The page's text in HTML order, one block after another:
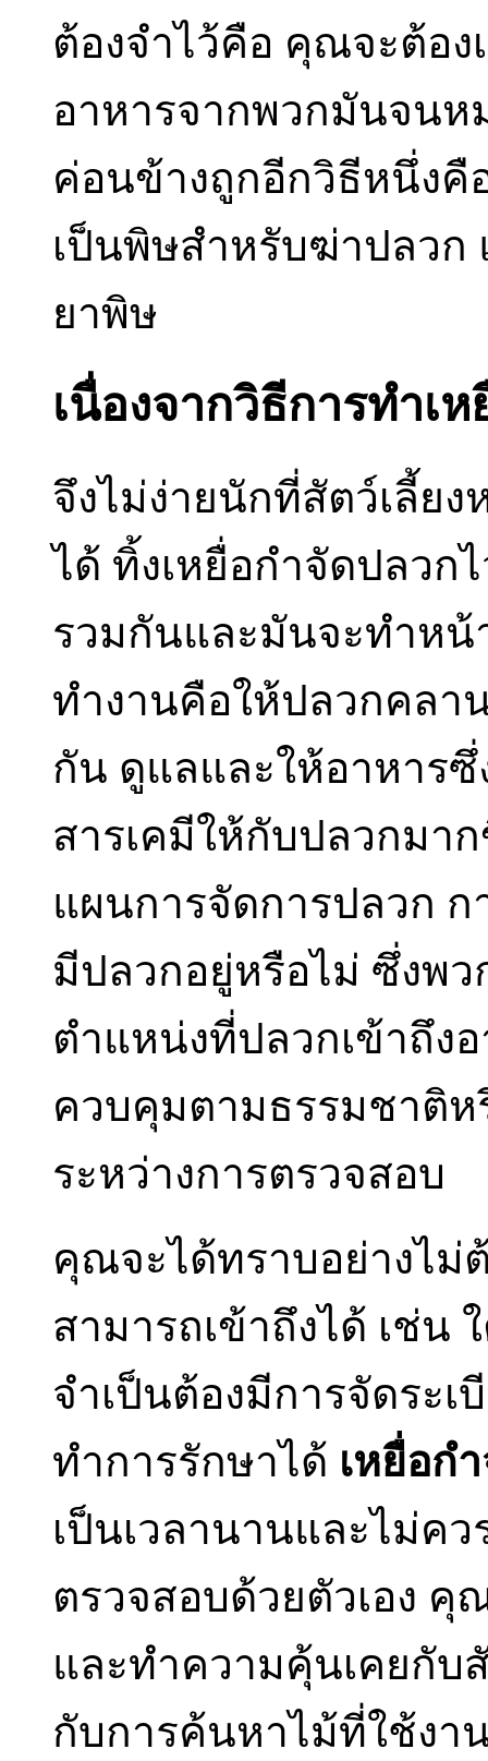
ต้องจำไว้คือ คุณจะต้อ
อาหารจากพวกมันจนห
ค่อนข้างถูกอีกวิธีหนึ่งคื
เป็นพิษสำหรับฆ่าปลวก
ยาพิษ
เนื่องจากวิธีการทำเ
จึงไม่ง่ายนักที่สัตว์เลี้ย
ได้ ทิ้งเหยื่อกำจัดปลวก
รวมกันและมันจะทำห
ทำงานคือให้ปลวกคลา
กัน ดูแลและให้อาหาร
สารเคมีให้กับปลวกมาก
แผนการจัดการปลวก
มีปลวกอยู่หรือไม่ ซึ่งพว
ตำแหน่งที่ปลวกเข้าถึง
ควบคุมตามธรรมชาติห
ระหว่างการตรวจสอบ
คุณจะได้ทราบอย่างไม่
สามารถเข้าถึงได้ เช่น
จำเป็นต้องมีการจัดระเ
ทำการรักษาได้ เหยื่อก
เป็นเวลานานและไม่ค
ตรวจสอบด้วยตัวเอง คุ
และทำความคุ้นเคยกั
กับการค้นหาไม้ที่ใช้งา